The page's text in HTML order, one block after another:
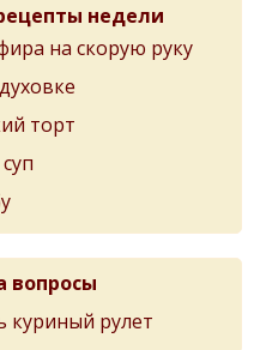
недели
на скорую руку
торт
вопросы
куриный рулет